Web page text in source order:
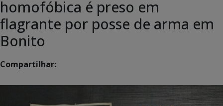
homofóbica é preso em
flagrante por posse de arma em
Bonito
Compartilhar: